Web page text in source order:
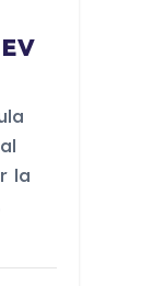
la